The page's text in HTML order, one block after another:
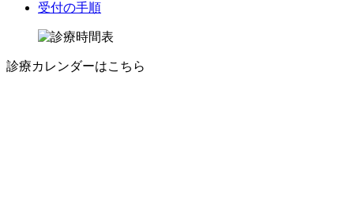
受付の手順
診療カレンダーはこちら